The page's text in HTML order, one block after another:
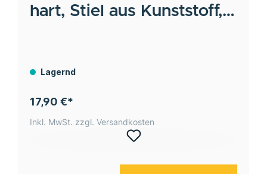
hart, Stiel aus Kunststoff,
Lagernd
17,90 €*
Inkl. MwSt. zzgl. Versandkosten